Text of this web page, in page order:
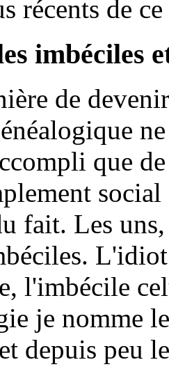
récents de
imbéciles
de
que
fait. Les
l'imbécile
je nomme
depuis peu